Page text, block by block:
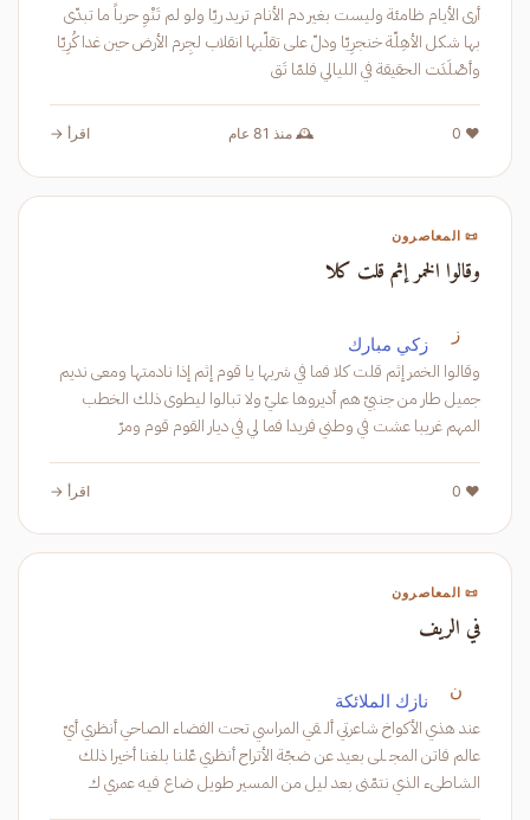
أرى الأيام ظامئة وليست بغير دم الأنام تريد ريّا ولو لم تَنْوِ حرباً ما تبدّى
بها شكل الأهِلّة خنجرِيّا ودلّ على تقلّبها انقلاب لجِرم الأرض حين غدا كُرِيّا
وأصْلَدَت الحقيقة في الليالي فلمّا تَق
❤️ 0 🕰️ منذ 81 عام اقرأ →
📜 المعاصرون
وقالوا الخمر إثم قلت كلا
ز زكي مبارك
وقالوا الخمر إثم قلت كلا فما في شربها يا قوم إثم إذا نادمتها ومعى نديم
جميل طار من جنبيّ هم أديروها عليّ ولا تبالوا ليطوى ذلك الخطب
المهم غريبا عشت في وطني فريدا فما لي في ديار القوم قوم ومرّ
❤️ 0 اقرأ →
📜 المعاصرون
في الريف
ن نازك الملائكة
عند هذي الأكواخ شاعرتي ألـ ـقي المراسي تحت الفضاء الصاحي أنظري أيّ
عالم فاتن المجـ ـلى بعيد عن ضجّة الأتراح أنظري عّلنا بلغنا أخيرا ذلك
الشاطىء الذي نتمّنى بعد ليل من المسير طويل ضاع فيه عمري ك